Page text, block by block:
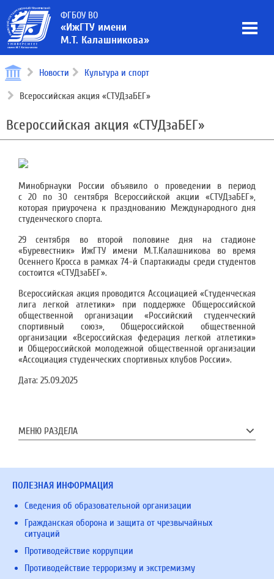
ФГБОУ ВО
«ИжГТУ имени
М.Т. Калашникова»
Новости Культура и спорт
Всероссийская акция «СТУДзаБЕГ»
Всероссийская акция «СТУДзаБЕГ»
Минобрнауки России объявило о проведении в период
с 20 по 30 сентября Всероссийской акции «СТУДзаБЕГ»,
которая приурочена к празднованию Международного дня
студенческого спорта.
29 сентября во второй половине дня на стадионе
«Буревестник» ИжГТУ имени М.Т.Калашникова во время
Осеннего Кросса в рамках 74-й Спартакиады среди студентов
состоится «СТУДзаБЕГ».
Всероссийская акция проводится Ассоциацией «Студенческая
лига легкой атлетики» при поддержке Общероссийской
общественной организации «Российский студенческий
спортивный союз», Общероссийской общественной
организации «Всероссийская федерация легкой атлетики»
и Общероссийской молодежной общественной организации
«Ассоциация студенческих спортивных клубов России».
Дата: 25.09.2025
МЕНЮ РАЗДЕЛА
ПОЛЕЗНАЯ ИНФОРМАЦИЯ
Сведения об образовательной организации
Гражданская оборона и защита от чрезвычайных
ситуаций
Противодействие коррупции
Противодействие терроризму и экстремизму